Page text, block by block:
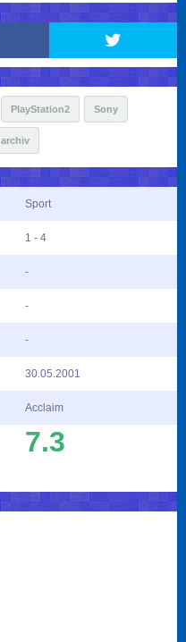
PlayStation2 Sony
archiv
Sport
1 - 4
-
-
-
30.05.2001
Acclaim
7.3